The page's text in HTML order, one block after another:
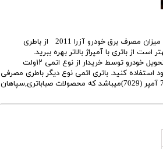
پایه بلند قطب چپ7029است. کارخانه هیوندا با توجه به میزان مصرف برق خودرو آزرا 2011 از باطری
را برحسب نوع آن (اتمی یا اسیدی) و آمپراژ آن دسته بندی می‌کنند. باطری اولیه آزرا هنگام تحویل خودرو توسط خریدار از نوع اتمی ۱۲ولت
ماشین خود استفاده کنید. باتری اتمی نوع دیگر باطری مصرفی
خودرو آزرا می‌باشد.که توصیه متخصصان پویان باتری در مورد باطری آزرا استفاده از باتری با آمپر های 70 آمپر (7029)میباشد که محصولات صباباتری,سپاهان